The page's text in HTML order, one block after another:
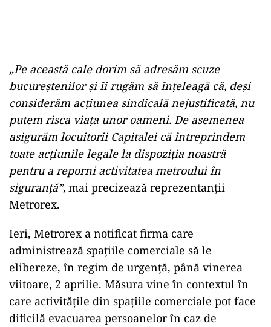
„Pe această cale dorim să adresăm scuze
bucureştenilor şi îi rugăm să înţeleagă că, deşi
considerăm acţiunea sindicală nejustificată, nu
putem risca viaţa unor oameni. De asemenea
asigurăm locuitorii Capitalei că întreprindem
toate acţiunile legale la dispoziţia noastră
pentru a reporni activitatea metroului în
siguranţă”, mai precizează reprezentanţii
Metrorex.
Ieri, Metrorex a notificat firma care
administrează spaţiile comerciale să le
elibereze, în regim de urgenţă, până vinerea
viitoare, 2 aprilie. Măsura vine în contextul în
care activitățile din spațiile comerciale pot face
dificilă evacuarea persoanelor în caz de